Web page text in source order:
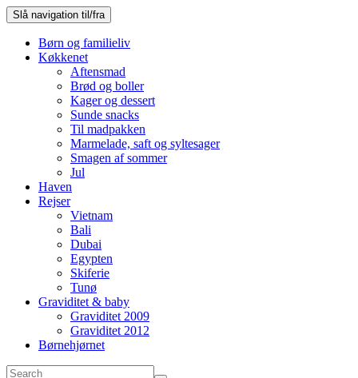
Slå navigation til/fra
Børn og familieliv
Køkkenet
Aftensmad
Brød og boller
Kager og dessert
Sunde snacks
Til madpakken
Marmelade, saft og syltesager
Smagen af sommer
Jul
Haven
Rejser
Vietnam
Bali
Dubai
Egypten
Skiferie
Tunø
Graviditet & baby
Graviditet 2009
Graviditet 2012
Børnehjørnet